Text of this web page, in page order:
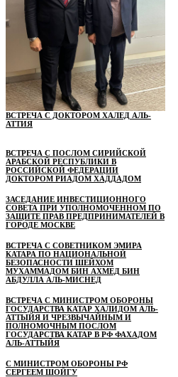
ВСТРЕЧА С ДОКТОРОМ ХАЛЕД АЛЬ-
АТТИЯ
ВСТРЕЧА С ПОСЛОМ СИРИЙСКОЙ
АРАБСКОЙ РЕСПУБЛИКИ В
РОССИЙСКОЙ ФЕДЕРАЦИИ
ДОКТОРОМ РИАДОМ ХАДДАДОМ
ЗАСЕДАНИЕ ИНВЕСТИЦИОННОГО
СОВЕТА ПРИ УПОЛНОМОЧЕННОМ ПО
ЗАЩИТЕ ПРАВ ПРЕДПРИНИМАТЕЛЕЙ В
ГОРОДЕ МОСКВЕ
ВСТРЕЧА С СОВЕТНИКОМ ЭМИРА
КАТАРА ПО НАЦИОНАЛЬНОЙ
БЕЗОПАСНОСТИ ШЕЙХОМ
МУХАММАДОМ БИН АХМЕД БИН
АБДУЛЛА АЛЬ-МИСНЕД
ВСТРЕЧА С МИНИСТРОМ ОБОРОНЫ
ГОСУДАРСТВА КАТАР ХАЛИДОМ АЛЬ-
АТТЫЙЯ И ЧРЕЗВЫЧАЙНЫМ И
ПОЛНОМОЧНЫМ ПОСЛОМ
ГОСУДАРСТВА КАТАР В РФ ФАХАДОМ
АЛЬ-АТТЫЙЯ
С МИНИСТРОМ ОБОРОНЫ РФ
СЕРГЕЕМ ШОЙГУ